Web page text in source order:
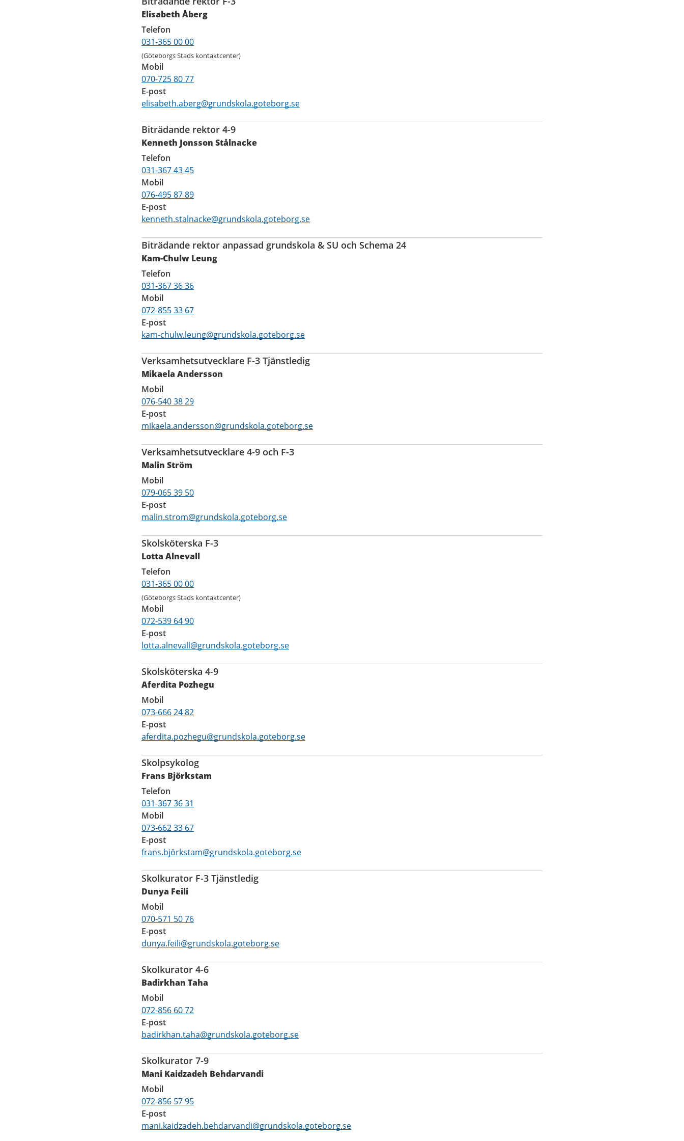
Elisabeth Åberg
Telefon
031-365 00 00
(Göteborgs Stads kontaktcenter)
Mobil
070-725 80 77
E-post
elisabeth.aberg@grundskola.goteborg.se
Biträdande rektor 4-9
Kenneth Jonsson Stålnacke
Telefon
031-367 43 45
Mobil
076-495 87 89
E-post
kenneth.stalnacke@grundskola.goteborg.se
Biträdande rektor anpassad grundskola & SU och Schema 24
Kam-Chulw Leung
Telefon
031-367 36 36
Mobil
072-855 33 67
E-post
kam-chulw.leung@grundskola.goteborg.se
Verksamhetsutvecklare F-3 Tjänstledig
Mikaela Andersson
Mobil
076-540 38 29
E-post
mikaela.andersson@grundskola.goteborg.se
Verksamhetsutvecklare 4-9 och F-3
Malin Ström
Mobil
079-065 39 50
E-post
malin.strom@grundskola.goteborg.se
Skolsköterska F-3
Lotta Alnevall
Telefon
031-365 00 00
(Göteborgs Stads kontaktcenter)
Mobil
072-539 64 90
E-post
lotta.alnevall@grundskola.goteborg.se
Skolsköterska 4-9
Aferdita Pozhegu
Mobil
073-666 24 82
E-post
aferdita.pozhegu@grundskola.goteborg.se
Skolpsykolog
Frans Björkstam
Telefon
031-367 36 31
Mobil
073-662 33 67
E-post
frans.björkstam@grundskola.goteborg.se
Skolkurator F-3 Tjänstledig
Dunya Feili
Mobil
070-571 50 76
E-post
dunya.feili@grundskola.goteborg.se
Skolkurator 4-6
Badirkhan Taha
Mobil
072-856 60 72
E-post
badirkhan.taha@grundskola.goteborg.se
Skolkurator 7-9
Mani Kaidzadeh Behdarvandi
Mobil
072-856 57 95
E-post
mani.kaidzadeh.behdarvandi@grundskola.goteborg.se